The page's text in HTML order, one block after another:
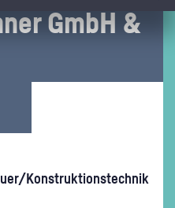
GmbH &
Kon­struk­ti­ons­tech­nik